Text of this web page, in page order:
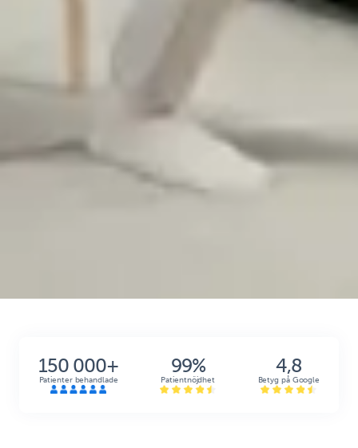
150 000+
Patienter behandlade
99%
Patientnöjdhet
4,8
Betyg på Google